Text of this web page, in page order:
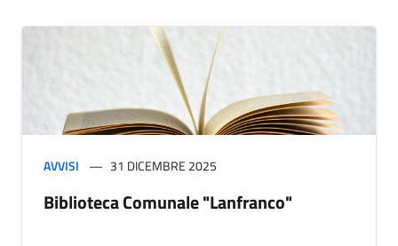
AVVISI 31 DICEMBRE 2025
Biblioteca Comunale "Lanfranco"